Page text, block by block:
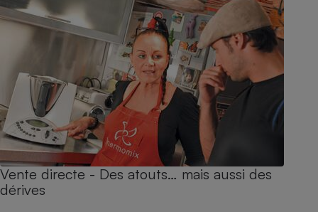
Vente directe - Des atouts… mais aussi des
dérives